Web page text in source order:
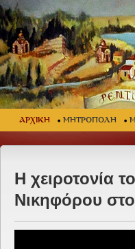
ΑΡΧΙΚΗ ΜΗΤΡΟΠΟΛΗ
Η χειροτονία
Νικηφόρου